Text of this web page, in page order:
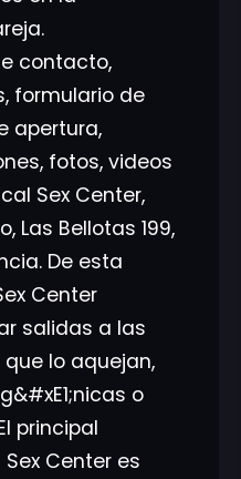
contacto,
formulario de
apertura,
fotos, videos
Sex Center,
Las Bellotas 199,
De esta
Center
salidas a las
que lo aquejan,
o
principal
Center es